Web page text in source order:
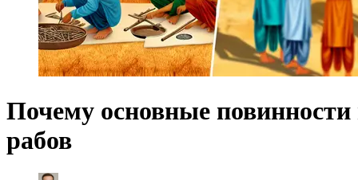
Почему основные повинности
рабов